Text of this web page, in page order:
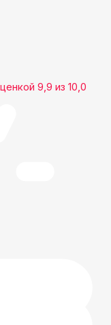
9,9 из 10,0